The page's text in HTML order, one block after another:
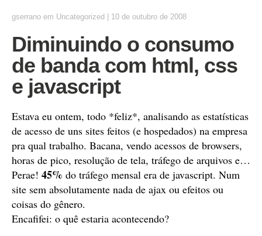
gserrano em Uncategorized 10 de outubro de 2008
Diminuindo o consumo
de banda com html, css
e javascript
Estava eu ontem, todo *feliz*, analisando as estatísticas
de acesso de uns sites feitos (e hospedados) na empresa
pra qual trabalho. Bacana, vendo acessos de browsers,
horas de pico, resolução de tela, tráfego de arquivos e…
Perae! 45% do tráfego mensal era de javascript. Num
site sem absolutamente nada de ajax ou efeitos ou
coisas do gênero.
Encafifei: o quê estaria acontecendo?